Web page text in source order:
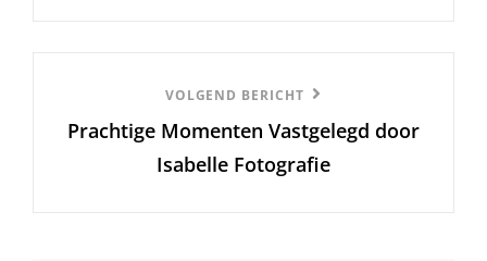
Bericht
VOLGEND BERICHT
Prachtige Momenten Vastgelegd door
Isabelle Fotografie